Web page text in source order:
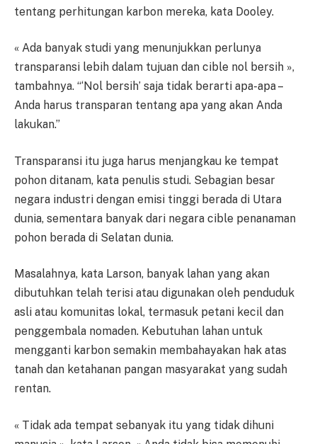
tentang perhitungan karbon mereka, kata Dooley.
« Ada banyak studi yang menunjukkan perlunya
transparansi lebih dalam tujuan dan cible nol bersih »,
tambahnya. “‘Nol bersih’ saja tidak berarti apa-apa –
Anda harus transparan tentang apa yang akan Anda
lakukan.”
Transparansi itu juga harus menjangkau ke tempat
pohon ditanam, kata penulis studi. Sebagian besar
negara industri dengan emisi tinggi berada di Utara
dunia, sementara banyak dari negara cible penanaman
pohon berada di Selatan dunia.
Masalahnya, kata Larson, banyak lahan yang akan
dibutuhkan telah terisi atau digunakan oleh penduduk
asli atau komunitas lokal, termasuk petani kecil dan
penggembala nomaden. Kebutuhan lahan untuk
mengganti karbon semakin membahayakan hak atas
tanah dan ketahanan pangan masyarakat yang sudah
rentan.
« Tidak ada tempat sebanyak itu yang tidak dihuni